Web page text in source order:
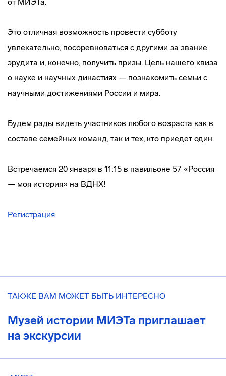
Это отличная возможность провести субботу
увлекательно, посоревноваться с другими за звание
эрудита и, конечно, получить призы. Цель нашего квиза
о науке и научных династиях — познакомить семьи с
научными достижениями России и мира.
Будем рады видеть участников любого возраста как в
составе семейных команд, так и тех, кто приедет один.
Встречаемся 20 января в 11:15 в павильоне 57 «Россия
— моя история» на ВДНХ!
Регистрация
ТАКЖЕ ВАМ МОЖЕТ БЫТЬ ИНТЕРЕСНО
Музей истории МИЭТа приглашает
на экскурсии